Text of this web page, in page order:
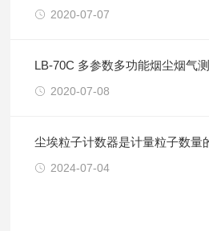
2020-07-07
LB-70C 多参数多功能烟尘烟气
2020-07-08
尘埃粒子计数器是计量粒子数量
2024-07-04